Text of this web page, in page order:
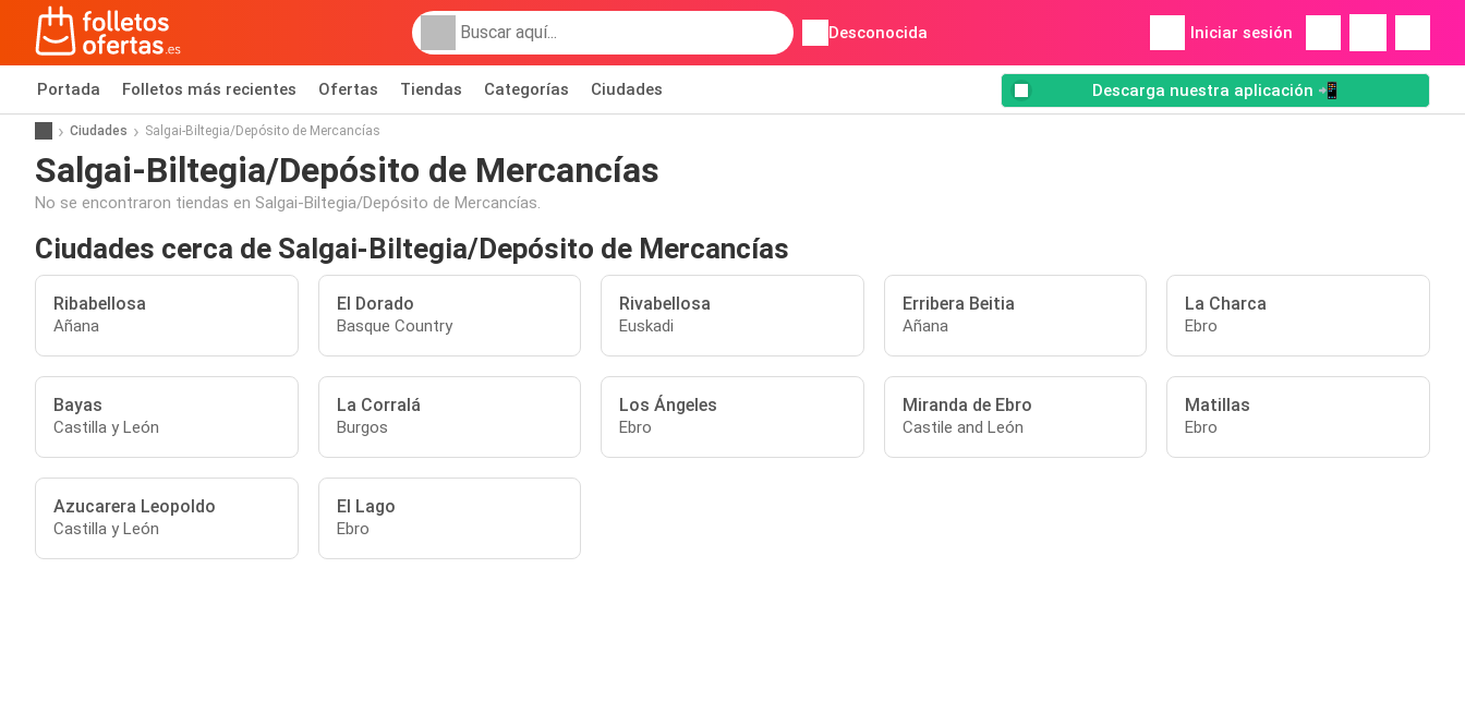
Desconocida Iniciar sesión
Portada Folletos más recientes Ofertas Tiendas Categorías Ciudades Descarga nuestra aplicación 📲
Ciudades Salgai-Biltegia/Depósito de Mercancías
Salgai-Biltegia/Depósito de Mercancías
No se encontraron tiendas en Salgai-Biltegia/Depósito de Mercancías.
Ciudades cerca de Salgai-Biltegia/Depósito de Mercancías
Ribabellosa
Añana
El Dorado
Basque Country
Rivabellosa
Euskadi
Erribera Beitia
Añana
La Charca
Ebro
Bayas
Castilla y León
La Corralá
Burgos
Los Ángeles
Ebro
Miranda de Ebro
Castile and León
Matillas
Ebro
Azucarera Leopoldo
Castilla y León
El Lago
Ebro